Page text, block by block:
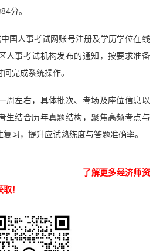
分。
国人事考试网账号注册及学历学位在线
人事考试机构发布的通知，按要求准备
完成系统操作。
周左右，具体批次、考场及座位信息以
生结合历年真题结构，聚焦高频考点与
习，提升应试熟练度与答题准确率。
了解更多经济师资
！